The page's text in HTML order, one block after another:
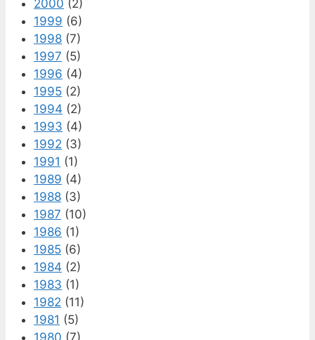
2000 (2)
1999 (6)
1998 (7)
1997 (5)
1996 (4)
1995 (2)
1994 (2)
1993 (4)
1992 (3)
1991 (1)
1989 (4)
1988 (3)
1987 (10)
1986 (1)
1985 (6)
1984 (2)
1983 (1)
1982 (11)
1981 (5)